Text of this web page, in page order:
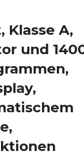
Klasse A,
und